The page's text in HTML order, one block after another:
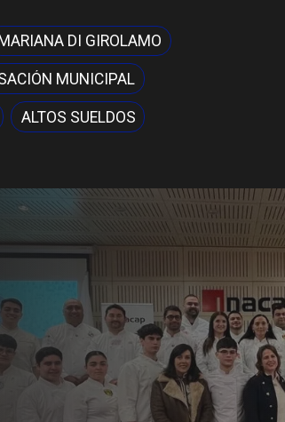
MARIANA DI GIROLAMO
MUNICIPAL
ALTOS SUELDOS